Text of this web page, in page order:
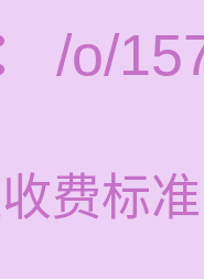
/o/
费标准